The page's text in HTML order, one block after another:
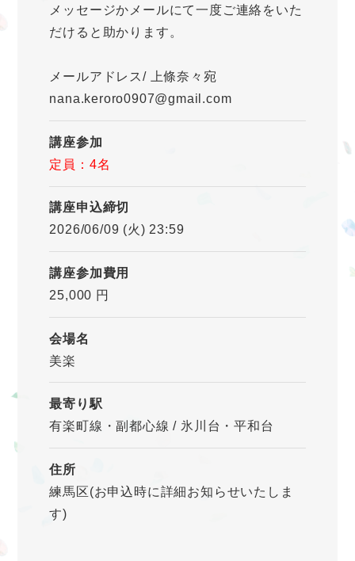
メッセージかメールにて一度ご連絡をいた
だけると助かります。
メールアドレス/ 上條奈々宛
nana.keroro0907@gmail.com
講座参加
定員：4名
講座申込締切
2026/06/09 (火) 23:59
講座参加費用
25,000 円
会場名
美楽
最寄り駅
有楽町線・副都心線 / 氷川台・平和台
住所
練馬区(お申込時に詳細お知らせいたしま
す)